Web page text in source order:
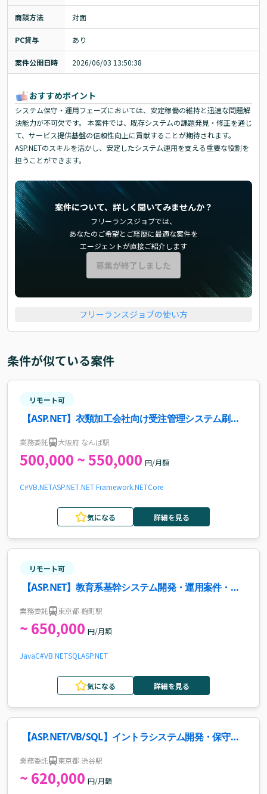
商談方法 対面
PC貸与 あり
案件公開日時 2026/06/03 13:50:38
おすすめポイント
システム保守・運用フェーズにおいては、安定稼働の維持と迅速な問題解
決能力が不可欠です。 本案件では、既存システムの課題発見・修正を通じ
て、サービス提供基盤の信頼性向上に貢献することが期待されます。
ASP.NETのスキルを活かし、安定したシステム運用を支える重要な役割を
担うことができます。
案件について、詳しく聞いてみませんか？
フリーランスジョブでは、
あなたのご希望とご経歴に最適な案件を
エージェントが直接ご紹介します
募集が終了しました
フリーランスジョブの使い方
条件が似ている案件
リモート可
【ASP.NET】衣類加工会社向け受注管理システム刷新
業務委託 大阪府 なんば駅
500,000 ~ 550,000 円/月額
C#VB.NETASP.NET.NET Framework.NETCore
気になる 詳細を見る
リモート可
【ASP.NET】教育系基幹システム開発・運用案件・求
業務委託 東京都 麹町駅
~ 650,000 円/月額
JavaC#VB.NETSQL ASP.NET
気になる 詳細を見る
【ASP.NET/VB/SQL】イントラシステム開発・保守案
業務委託 東京都 渋谷駅
~ 620,000 円/月額